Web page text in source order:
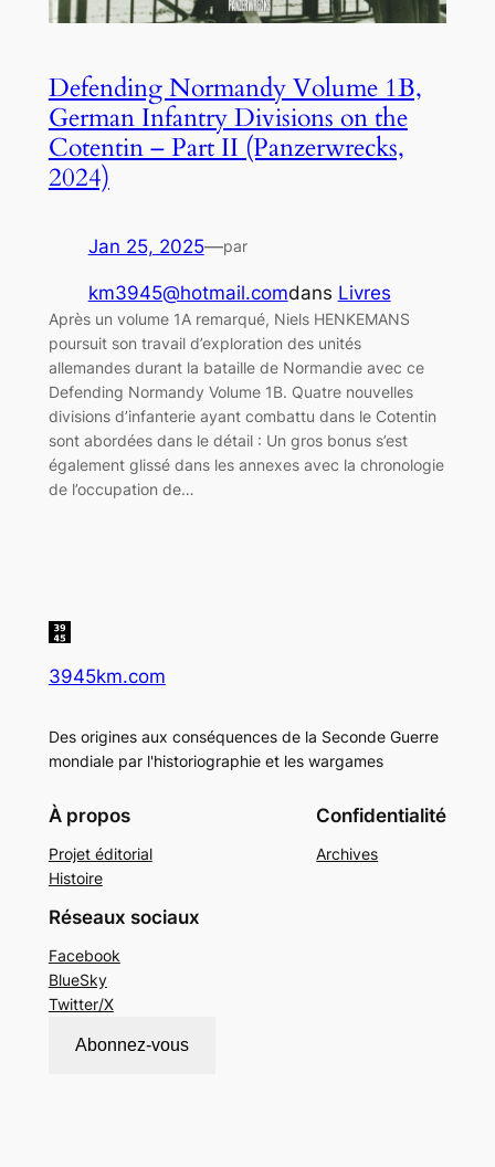
Defending Normandy Volume 1B,
German Infantry Divisions on the
Cotentin – Part II (Panzerwrecks,
2024)
Jan 25, 2025—par
km3945@hotmail.comdans Livres
Après un volume 1A remarqué, Niels HENKEMANS
poursuit son travail d’exploration des unités
allemandes durant la bataille de Normandie avec ce
Defending Normandy Volume 1B. Quatre nouvelles
divisions d’infanterie ayant combattu dans le Cotentin
sont abordées dans le détail : Un gros bonus s’est
également glissé dans les annexes avec la chronologie
de l’occupation de…
3945km.com
Des origines aux conséquences de la Seconde Guerre
mondiale par l'historiographie et les wargames
À propos
Projet éditorial
Histoire
Confidentialité
Archives
Réseaux sociaux
Facebook
BlueSky
Twitter/X
Abonnez-vous